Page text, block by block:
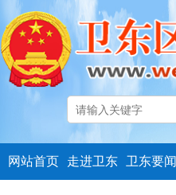
网站首页 走进卫东 卫东要闻